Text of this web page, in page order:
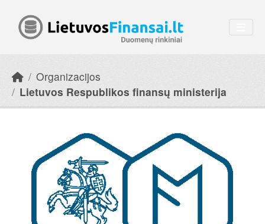
Organizacijos
Lietuvos Respublikos finansų ministerija